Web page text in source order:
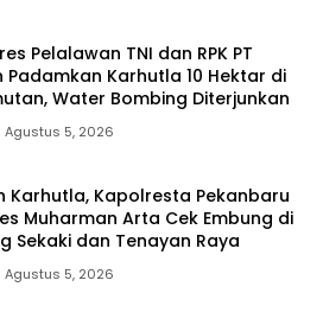
Pelalawan TNI dan RPK PT
Padamkan Karhutla 10 Hektar di
Water Bombing Diterjunkan
Agustus 5, 2026
Karhutla, Kapolresta Pekanbaru
Muharman Arta Cek Embung di
Sekaki dan Tenayan Raya
Agustus 5, 2026